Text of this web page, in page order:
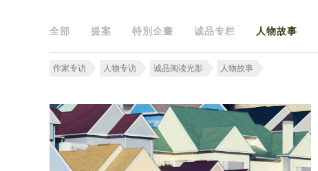
全部 提案 特別企畫 诚品专栏 人物故事
作家专访 人物专访 诚品阅读光影 人物故事